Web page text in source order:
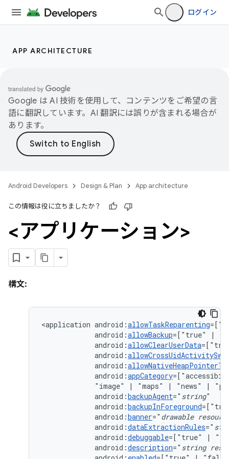
ログイン
APP ARCHITECTURE
Google は AI 技術を使用して、コンテンツをご希望の言
語に翻訳しています。AI 翻訳には誤りが含まれる場合が
あります。
Android Developers Design & Plan App architecture
この情報は役に立ちましたか？
<アプリケーション>
構文:
<application android:allowTaskReparenting
android:allowBackup=["true"
|
android:allowClearUserData
android:
android:
android:appCategory
"image"
| "maps" | "news" |
android:backupAgent=" string
android:backupInForeground
android:banner=" drawable
android:dataExtractionRules="
android:debuggable=["true"
|
android:description=" string